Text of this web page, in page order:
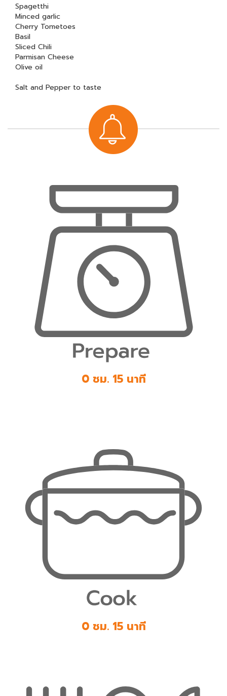
Spagetthi
Minced garlic
Cherry Tometoes
Basil
Sliced Chili
Parmisan Cheese
Olive oil
Salt and Pepper to taste
0 ชม. 15 นาที
0 ชม. 15 นาที